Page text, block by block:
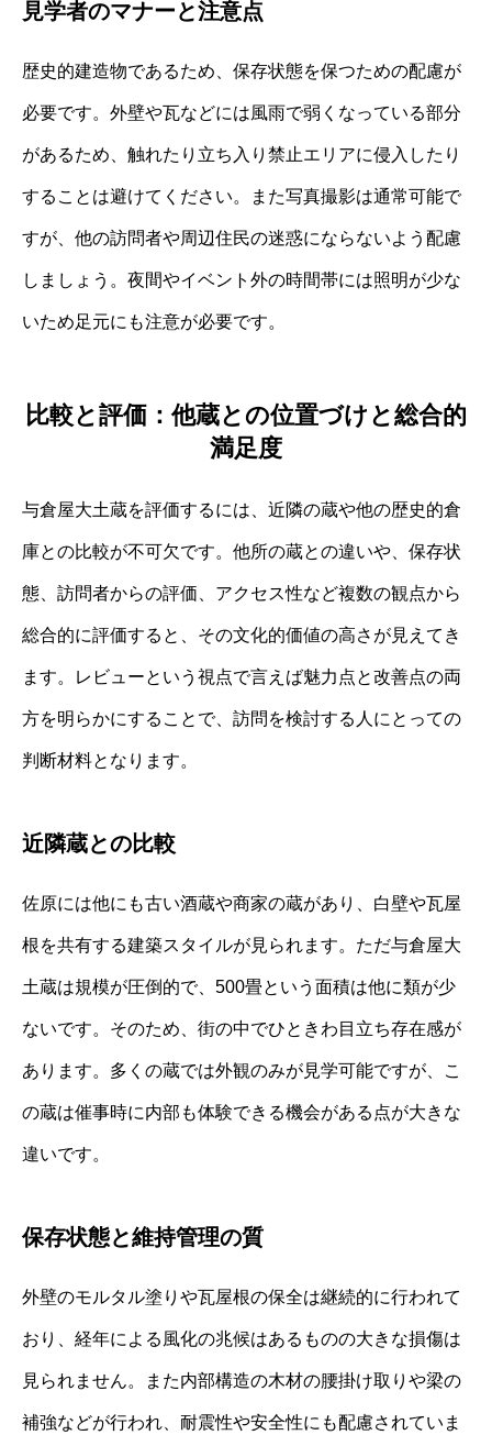
見学者のマナーと注意点
歴史的建造物であるため、保存状態を保つための配慮が
必要です。外壁や瓦などには風雨で弱くなっている部分
があるため、触れたり立ち入り禁止エリアに侵入したり
することは避けてください。また写真撮影は通常可能で
すが、他の訪問者や周辺住民の迷惑にならないよう配慮
しましょう。夜間やイベント外の時間帯には照明が少な
いため足元にも注意が必要です。
比較と評価：他蔵との位置づけと総合的
満足度
与倉屋大土蔵を評価するには、近隣の蔵や他の歴史的倉
庫との比較が不可欠です。他所の蔵との違いや、保存状
態、訪問者からの評価、アクセス性など複数の観点から
総合的に評価すると、その文化的価値の高さが見えてき
ます。レビューという視点で言えば魅力点と改善点の両
方を明らかにすることで、訪問を検討する人にとっての
判断材料となります。
近隣蔵との比較
佐原には他にも古い酒蔵や商家の蔵があり、白壁や瓦屋
根を共有する建築スタイルが見られます。ただ与倉屋大
土蔵は規模が圧倒的で、500畳という面積は他に類が少
ないです。そのため、街の中でひときわ目立ち存在感が
あります。多くの蔵では外観のみが見学可能ですが、こ
の蔵は催事時に内部も体験できる機会がある点が大きな
違いです。
保存状態と維持管理の質
外壁のモルタル塗りや瓦屋根の保全は継続的に行われて
おり、経年による風化の兆候はあるものの大きな損傷は
見られません。また内部構造の木材の腰掛け取りや梁の
補強などが行われ、耐震性や安全性にも配慮されていま